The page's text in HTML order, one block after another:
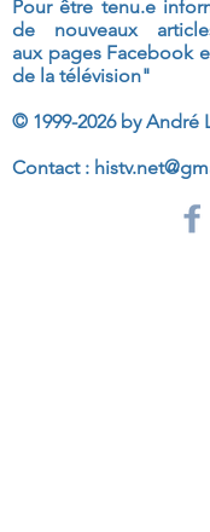
Pour être tenu.e
de nouveaux
aux pages Facebook
de la télévision"
© 1999-2026by André
Contact :